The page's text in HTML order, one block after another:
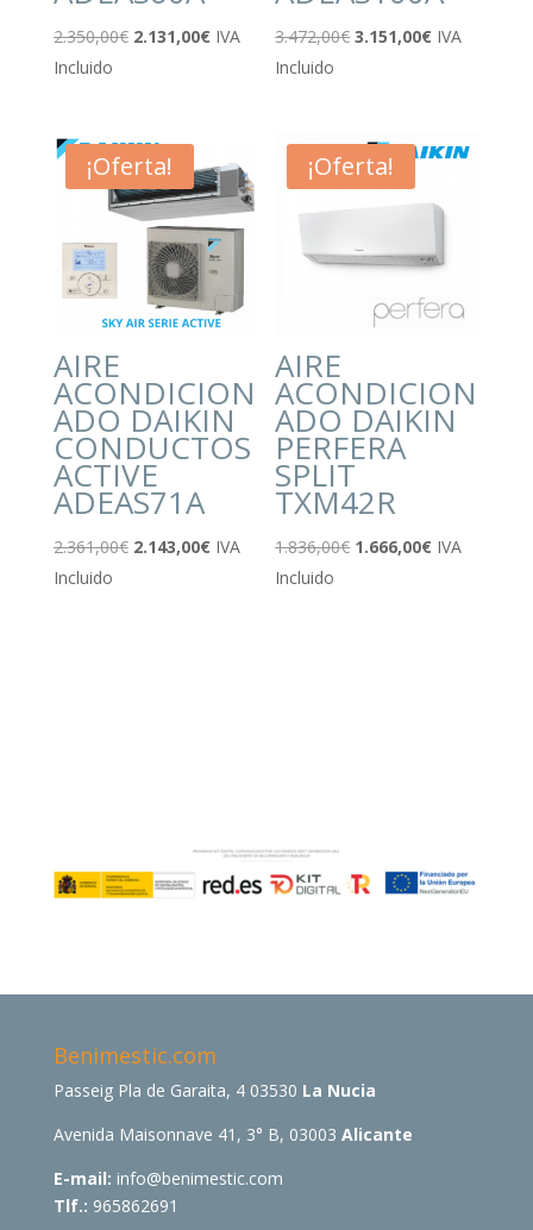
2.350,00€ El
2.350,00€.
2.131,00€El
2.131,00€.
IVA
Incluido
3.472,00€ El
3.472,00€.
3.151,00€El
3.151,00€.
IVA
Incluido
¡Oferta!
AIRE
ACONDICION
ADO DAIKIN
CONDUCTOS
ACTIVE
ADEAS71A
2.361,00€ El
2.143,00€ElIVA
Incluido
¡Oferta!
AIRE
ACONDICION
ADO DAIKIN
PERFERA
SPLIT
TXM42R
1.836,00€ El
1.666,00€ElIVA
Incluido
Benimestic.com
Passeig Pla de Garaita, 4 03530 La Nucia
Avenida Maisonnave 41, 3° B, 03003 Alicante
E-mail: info@benimestic.com
Tlf.: 965862691